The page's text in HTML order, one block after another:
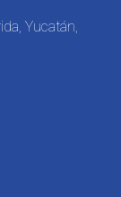
Yucatán,